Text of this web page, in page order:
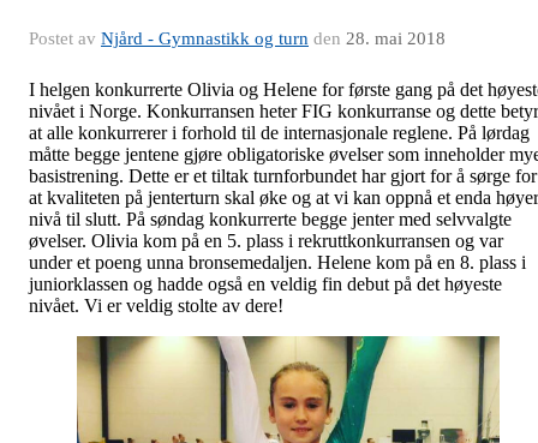
Postet av Njård - Gymnastikk og turn den 28. mai 2018
I helgen konkurrerte Olivia og Helene for første gang på det
nivået i Norge. Konkurransen heter FIG konkurranse og dette betyr
at alle konkurrerer i forhold til de internasjonale reglene. På lørdag
måtte begge jentene gjøre obligatoriske øvelser som inneholder
basistrening. Dette er et tiltak turnforbundet har gjort for å sørge for
at kvaliteten på jenterturn skal øke og at vi kan oppnå et enda
nivå til slutt. På søndag konkurrerte begge jenter med selvvalgte
øvelser. Olivia kom på en 5. plass i rekruttkonkurransen og var
under et poeng unna bronsemedaljen. Helene kom på en 8. plass i
juniorklassen og hadde også en veldig fin debut på det høyeste
nivået. Vi er veldig stolte av dere!